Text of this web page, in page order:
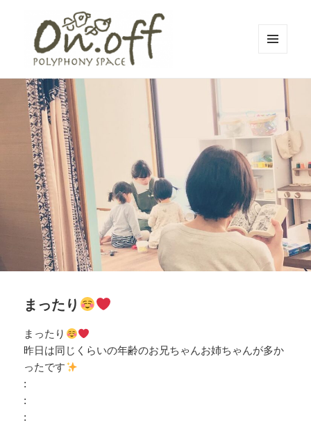
polyphony space on.off | ポリフォ
ニースペースオンオフ | 子どもと一
緒にいながら自分時間を*広島の託児
付きリフレッシュ空間・コワーキン
グスペース・シェアスペース・レン
タルスペース・一時預かり保育 | 子
連れでリフレッシュ*カフェのように
くつろぐ*親子イベントも
ィジェ
まったり
まったり
昨日は同じくらいの年齢のお兄ちゃんお姉ちゃんが多か
ったです
:
:
: